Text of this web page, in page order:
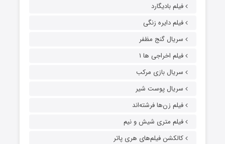
فیلم بادیگارد
فیلم دایره زنگی
سریال گنج مظفر
فیلم اخراجی ها ۱
سریال بازی مرکب
سریال پوست شیر
فیلم زن‌ها فرشته‌اند
فیلم متری شیش و نیم
کالکشن فیلم‌های هری پاتر